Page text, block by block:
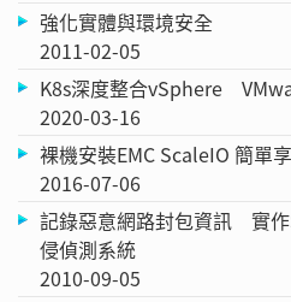
強化實體與環境安全
2011-02-05
K8s深度整合vSphere
2020-03-16
裸機安裝EMC ScaleIO 簡單
2016-07-06
記錄惡意網路封包資訊 實
侵偵測系統
2010-09-05